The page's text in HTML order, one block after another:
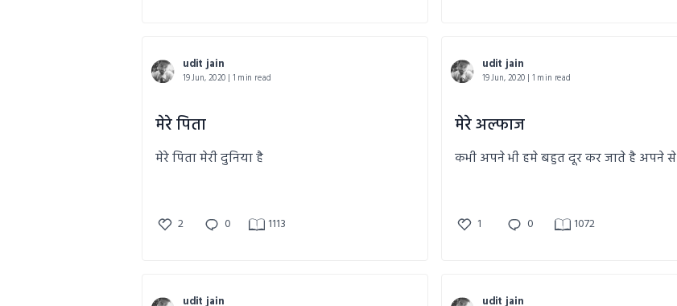
udit jain
19 Jun, 2020 | 1 min read
मेरे पिता
मेरे पिता मेरी दुनिया है
2 0 1113
udit jain
19 Jun, 2020 | 1 min read
मेरे अल्फाज
कभी अपने भी हमे बहुत दूर कर जाते है अपने से
1 0 1072
udit jain udit jain